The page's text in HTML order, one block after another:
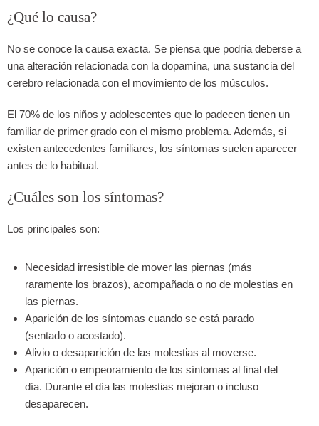
¿Qué lo causa?
No se conoce la causa exacta. Se piensa que podría deberse a
una alteración relacionada con la dopamina, una sustancia del
cerebro relacionada con el movimiento de los músculos.
El 70% de los niños y adolescentes que lo padecen tienen un
familiar de primer grado con el mismo problema. Además, si
existen antecedentes familiares, los síntomas suelen aparecer
antes de lo habitual.
¿Cuáles son los síntomas?
Los principales son:
Necesidad irresistible de mover las piernas (más
raramente los brazos), acompañada o no de molestias en
las piernas.
Aparición de los síntomas cuando se está parado
(sentado o acostado).
Alivio o desaparición de las molestias al moverse.
Aparición o empeoramiento de los síntomas al final del
día. Durante el día las molestias mejoran o incluso
desaparecen.